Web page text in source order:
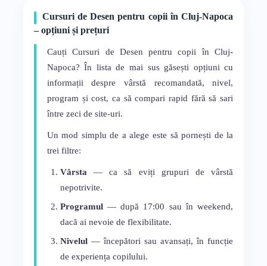
Cursuri de Desen pentru copii în Cluj-Napoca
– opțiuni și prețuri
Cauți Cursuri de Desen pentru copii în Cluj-
Napoca? În lista de mai sus găsești opțiuni cu
informații despre vârstă recomandată, nivel,
program și cost, ca să compari rapid fără să sari
între zeci de site-uri.
Un mod simplu de a alege este să pornești de la
trei filtre:
Vârsta — ca să eviți grupuri de vârstă
nepotrivite.
Programul— după 17:00 sau în weekend,
dacă ai nevoie de flexibilitate.
Nivelul— începători sau avansați, în funcție
de experiența copilului.